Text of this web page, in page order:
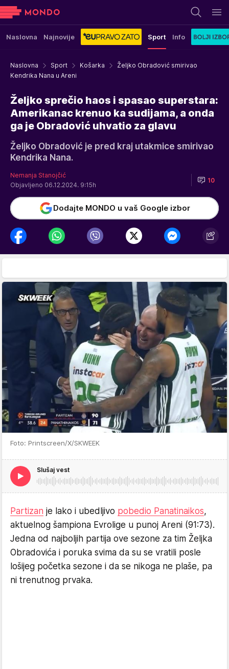
Naslovna Najnovije Sport Info
Naslovna Sport Košarka
Željko Obradović smirivao
Kendrika Nana u Areni
Željko sprečio haos i spasao superstara:
Amerikanac krenuo ka sudijama, a onda
ga je Obradović uhvatio za glavu
Željko Obradović je pred kraj utakmice smirivao
Kendrika Nana.
Nemanja Stanojčić
Objavljeno 06.12.2024. 9:15h
10
Dodajte MONDO u vaš Google izbor
Foto: Printscreen/X/SKWEEK
Slušaj vest
Partizan je lako i ubedljivo pobedio Panatinaikos,
aktuelnog šampiona Evrolige u punoj Areni (91:73).
Jedna od najboljih partija ove sezone za tim Željka
Obradovića i poruka svima da su se vratili posle
lošijeg početka sezone i da se nikoga ne plaše, pa
ni trenutnog prvaka.